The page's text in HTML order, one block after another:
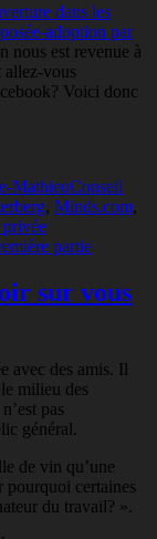
dans les
adoption par
nous est revenue à
allez-vous
Voici donc
MathieuCatégories
Conseil
clés
, Minds.com,
sur vous
avec des amis. Il
milieu des
pas
général.
de vin qu’une
pourquoi certaines
du travail? ».